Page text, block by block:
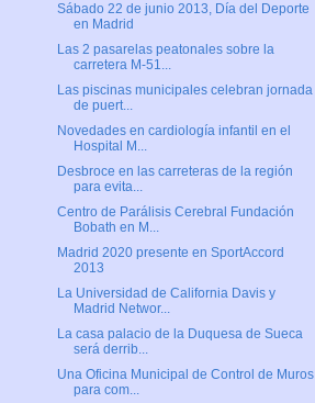
Sábado 22 de junio 2013, Día del Deporte
en Madrid
Las 2 pasarelas peatonales sobre la
carretera M-51...
Las piscinas municipales celebran jornada
de puert...
Novedades en cardiología infantil en el
Hospital M...
Desbroce en las carreteras de la región
para evita...
Centro de Parálisis Cerebral Fundación
Bobath en M...
Madrid 2020 presente en SportAccord
2013
La Universidad de California Davis y
Madrid Networ...
La casa palacio de la Duquesa de Sueca
será derrib...
Una Oficina Municipal de Control de Muros
para com...